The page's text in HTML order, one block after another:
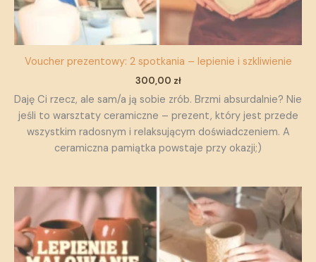
Voucher prezentowy: 2 spotkania – lepienie i szkliwienie
300,00 zł
Daję Ci rzecz, ale sam/a ją sobie zrób. Brzmi absurdalnie? Nie
jeśli to warsztaty ceramiczne – prezent, który jest przede
wszystkim radosnym i relaksującym doświadczeniem. A
ceramiczna pamiątka powstaje przy okazji;)